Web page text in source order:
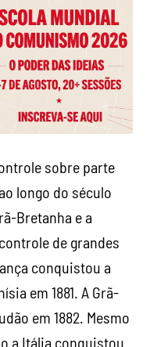
sobre parte
longo do século
Bretanha e a
de grandes
conquistou a
em 1881. A Grã-
em 1882. Mesmo
a Itália conquistou